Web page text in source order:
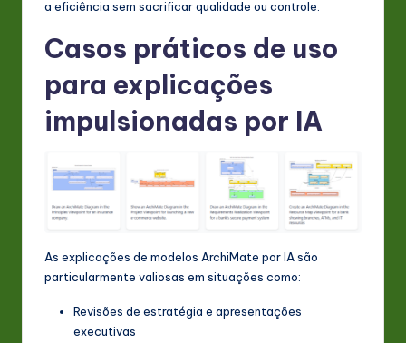
a eficiência sem sacrificar qualidade ou controle.
Casos práticos de uso
para explicações
impulsionadas por IA
As explicações de modelos ArchiMate por IA são
particularmente valiosas em situações como:
Revisões de estratégia e apresentações
executivas